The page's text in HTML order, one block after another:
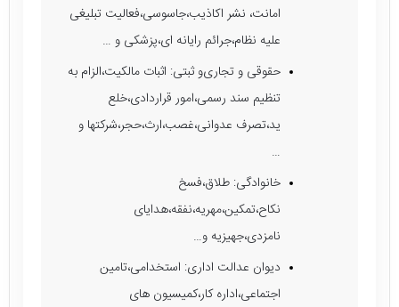
امانت، نشر اکاذیب،جاسوسی،فعالیت تبلیغی
علیه نظام،جرائم رایانه ای،پزشکی و …
حقوقی و تجاری‌و ثبتی: اثبات مالکیت،الزام به
تنظیم سند رسمی،امور قراردادی،خلع
ید،تصرف عدوانی،غصب،ارث،حجر،شرکتها و
…
خانوادگی: طلاق،فسخ
نکاح،تمکین،مهریه،نفقه،هدایای
نامزدی،جهیزیه و…
دیوان عدالت اداری: استخدامی،تامین
اجتماعی،اداره کار،کمیسیون های